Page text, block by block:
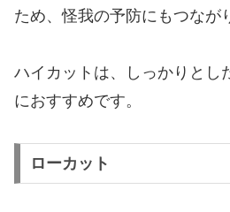
ため、怪我の予防にもつなが
ハイカットは、しっかりとし
におすすめです。
ローカット